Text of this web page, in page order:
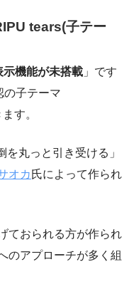
tears(子テー
示機能が未搭載 」です
の子テーマ
す。
丸っと引き受ける」
オカ 氏によって作られ
ておられる方が作られ
のアプローチが多く組